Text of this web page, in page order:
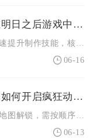
怎样才能够在明日之后游戏中快速提升制作技能
06-16
有没有人知道如何开启疯狂动物园的极地地图
06-13